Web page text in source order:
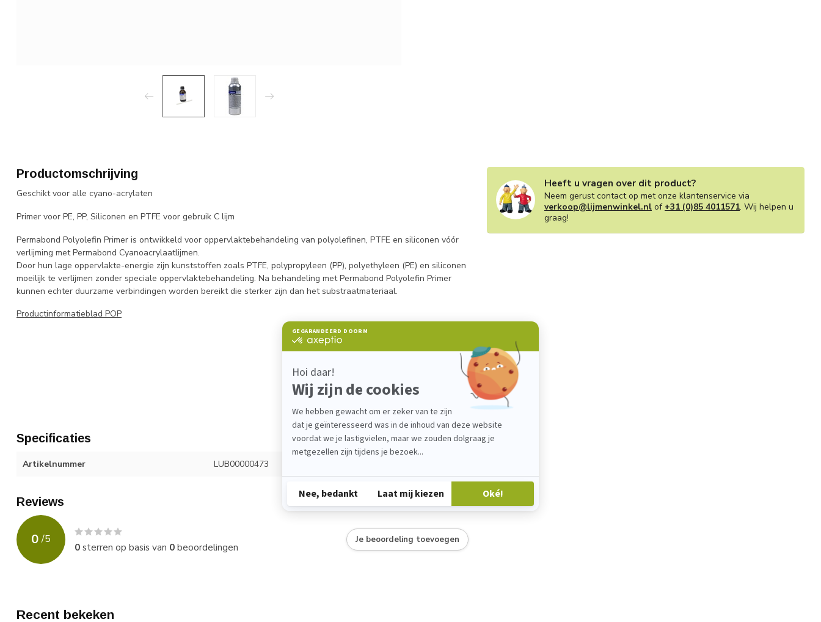
Productomschrijving
Geschikt voor alle cyano-acrylaten
Primer voor PE, PP, Siliconen en PTFE voor gebruik C lijm
Permabond Polyolefin Primer is ontwikkeld voor oppervlaktebehandeling van polyolefinen, PTFE en siliconen vóór
verlijming met Permabond Cyanoacrylaatlijmen.
Door hun lage oppervlakte-energie zijn kunststoffen zoals PTFE, polypropyleen (PP), polyethyleen (PE) en siliconen
moeilijk te verlijmen zonder speciale oppervlaktebehandeling. Na behandeling met Permabond Polyolefin Primer
kunnen echter duurzame verbindingen worden bereikt die sterker zijn dan het substraatmateriaal.
Productinformatieblad POP
Specificaties
Artikelnummer LUB00000473
Reviews
0 /5
0sterren op basis van 0beoordelingen
Je beoordeling toevoegen
Heeft u vragen over dit product?
Neem gerust contact op met onze klantenservice via
verkoop@lijmenwinkel.nl of +31 (0)85 4011571. Wij helpen u
graag!
Recent bekeken